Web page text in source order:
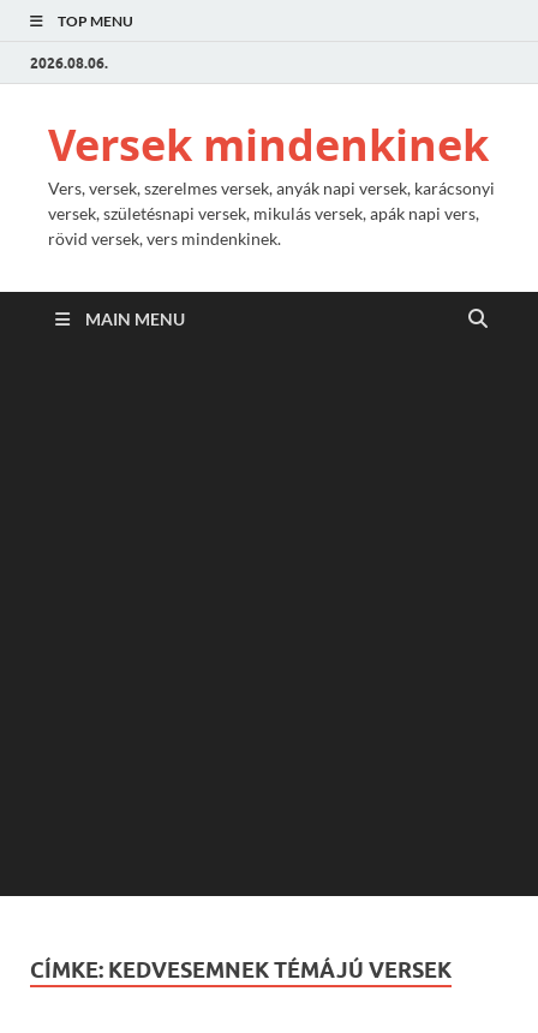
TOP MENU
2026.08.06.
Versek mindenkinek
Vers, versek, szerelmes versek, anyák napi versek, karácsonyi
versek, születésnapi versek, mikulás versek, apák napi vers,
rövid versek, vers mindenkinek.
MAIN MENU
CÍMKE: KEDVESEMNEK TÉMÁJÚ VERSEK